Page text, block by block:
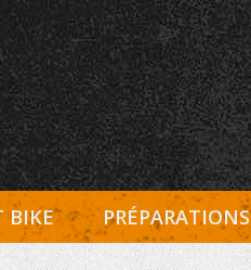
BIKE PRÉPARATIONS